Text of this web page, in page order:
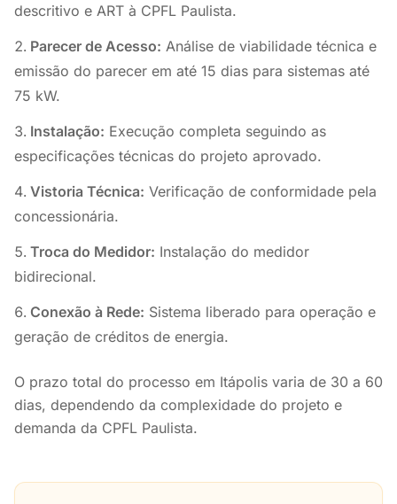
descritivo e ART à CPFL Paulista.
Parecer de Acesso: Análise de viabilidade técnica e
emissão do parecer em até 15 dias para sistemas até
75 kW.
Instalação: Execução completa seguindo as
especificações técnicas do projeto aprovado.
Vistoria Técnica: Verificação de conformidade pela
concessionária.
Troca do Medidor: Instalação do medidor
bidirecional.
Conexão à Rede: Sistema liberado para operação e
geração de créditos de energia.
O prazo total do processo em Itápolis varia de 30 a 60
dias, dependendo da complexidade do projeto e
demanda da CPFL Paulista.